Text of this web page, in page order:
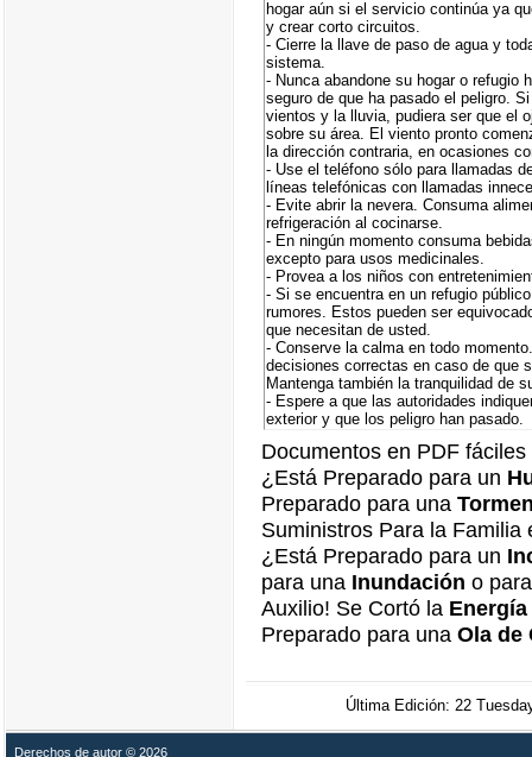
hogar aún si el servicio continúa ya
y crear corto circuitos.
- Cierre la llave de paso de agua y
sistema.
- Nunca abandone su hogar o refugio
seguro de que ha pasado el peligro.
vientos y la lluvia, pudiera ser que el
sobre su área. El viento pronto
la dirección contraria, en ocasiones
- Use el teléfono sólo para llamadas
líneas telefónicas con llamadas
- Evite abrir la nevera. Consuma
refrigeración al cocinarse.
- En ningún momento consuma
excepto para usos medicinales.
- Provea a los niños con
- Si se encuentra en un refugio
rumores. Estos pueden ser
que necesitan de usted.
- Conserve la calma en todo
decisiones correctas en caso de que
Mantenga también la tranquilidad de
- Espere a que las autoridades
exterior y que los peligro han pasado.
Documentos en PDF
¿Está Preparado para un
Preparado para una
Suministros Para la Familia
¿Está Preparado para un
para una Inundación o
Auxilio! Se Cortó la
Preparado para unaOla de
Última Edición: 22
Derechos de autor © 2026